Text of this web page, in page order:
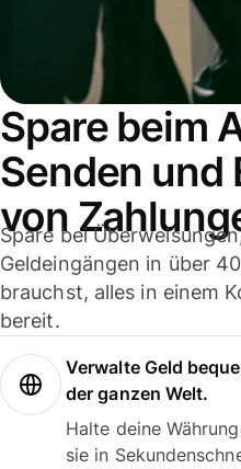
Spare beim
Senden und
von
Spare bei
Geldeingängen in über
brauchst, alles in einem
bereit.
Verwalte Geld
der ganzen Welt.
Halte deine
sie in